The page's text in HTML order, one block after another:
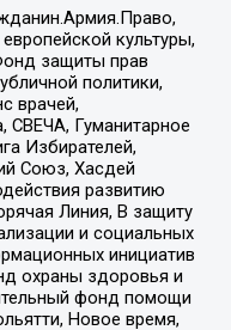
культуры,
защиты прав
политики,
врачей,
Гуманитарное
Избирателей,
Союз, Хасдей
развитию
Линия, В защиту
и социальных
инициатив
охраны здоровья и
фонд помощи
Новое время,